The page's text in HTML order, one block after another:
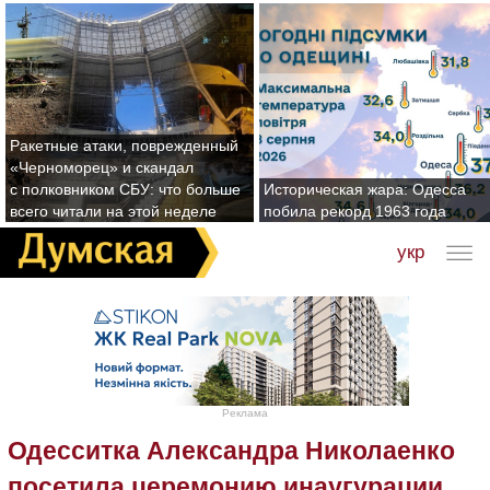
Ракетные атаки, поврежденный
«Черноморец» и скандал
с полковником СБУ: что больше
всего читали на этой неделе
Историческая жара: Одесса
побила рекорд 1963 года
укр
Реклама
Одесситка Александра Николаенко